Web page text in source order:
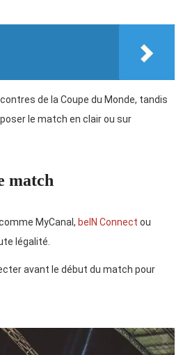
de la Coupe du Monde, tandis
le match en clair ou sur
match
MyCanal, beIN Connect ou
légalité.
avant le début du match pour